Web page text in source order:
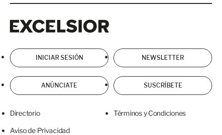
INICIAR SESIÓN NEWSLETTER
ANÚNCIATE SUSCRÍBETE
Directorio Términos y Condiciones
Aviso de Privacidad